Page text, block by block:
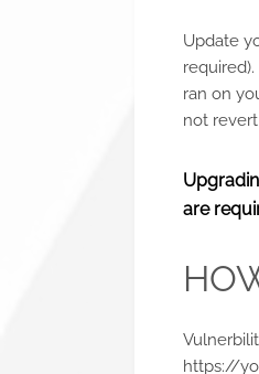
Update
ran on
not
are
https://